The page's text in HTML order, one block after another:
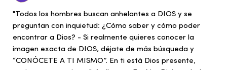
"Todos los hombres buscan anhelantes a DIOS y se
preguntan con inquietud: ¿Cómo saber y cómo poder
encontrar a Dios? - Si realmente quieres conocer la
imagen exacta de DIOS, déjate de más búsqueda y
“CONÓCETE A TI MISMO”. En ti está Dios presente,